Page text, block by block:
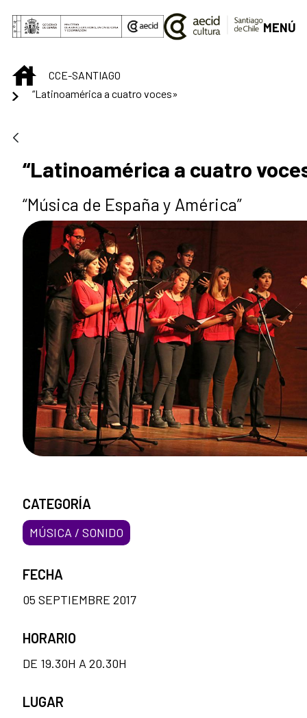
Saltar al contenido principal
MENÚ
INICIOCCE-SANTIAGO
“Latinoamérica a cuatro voces»
“Latinoamérica a cuatro
“Música de España y América”
CATEGORÍA
MÚSICA / SONIDO
FECHA
05 SEPTIEMBRE 2017
HORARIO
DE 19.30H A 20.30H
LUGAR